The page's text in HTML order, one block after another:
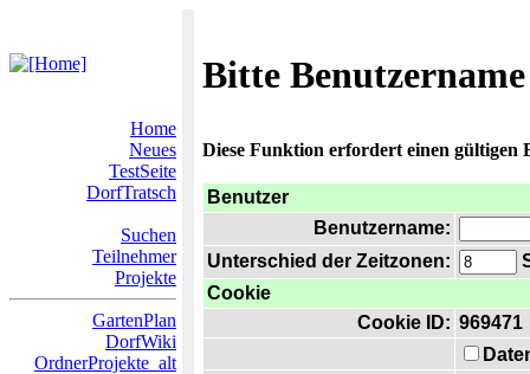
Bitte
Home
Neues
TestSeite
DorfTratsch
Suchen
Teilnehmer
Projekte
GartenPlan
DorfWiki
OrdnerProjekte_alt
Diese Funktion erfordert einen gültigen
Benutzer
Benutzername:
Unterschied der Zeitzonen:
Cookie
Cookie ID: 969471